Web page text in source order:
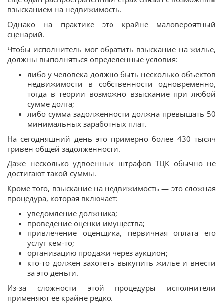
взысканием на недвижимость.
Однако на практике это крайне маловероятный
сценарий.
Чтобы исполнитель мог обратить взыскание на жилье,
должны выполняться определенные условия:
либо у человека должно быть несколько объектов
недвижимости в собственности одновременно,
тогда в теории возможно взыскание при любой
сумме долга;
либо сумма задолженности должна превышать 50
минимальных заработных плат.
На сегодняшний день это примерно более 430 тысяч
гривен общей задолженности.
Даже несколько удвоенных штрафов ТЦК обычно не
достигают такой суммы.
Кроме того, взыскание на недвижимость — это сложная
процедура, которая включает:
уведомление должника;
проведение оценки имущества;
привлечение оценщика, первичная оплата его
услуг кем-то;
организацию продажи через аукцион;
кто-то должен захотеть выкупить жилье и внести
за это деньги.
Из-за сложности этой процедуры исполнители
применяют ее крайне редко.